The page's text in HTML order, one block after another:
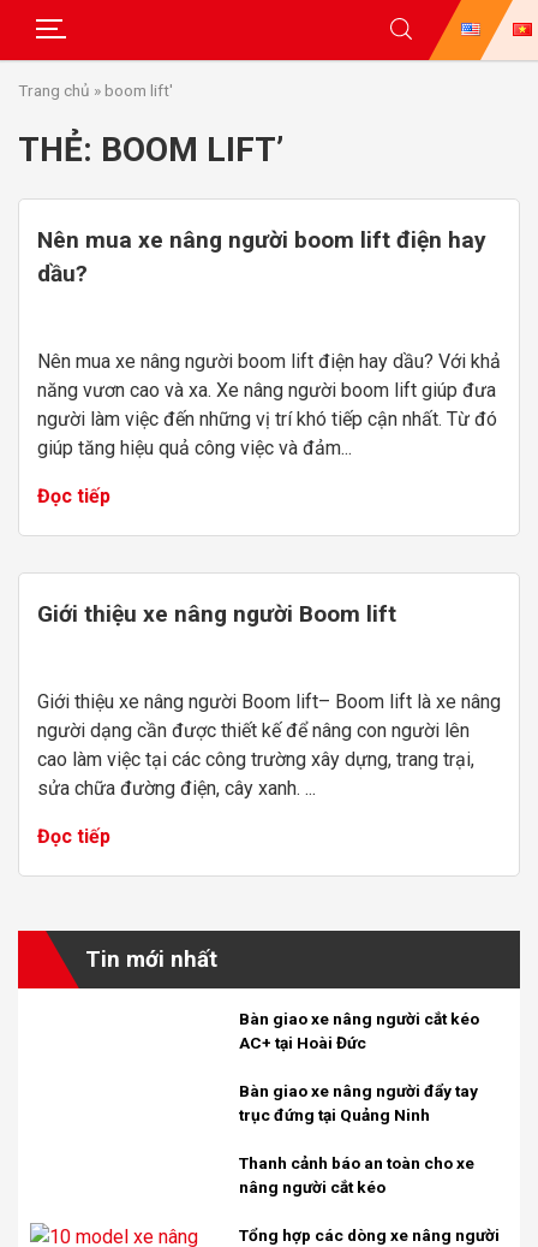
Trang chủ » boom lift'
THẺ: BOOM LIFT’
Nên mua xe nâng người boom lift điện hay
dầu?
Nên mua xe nâng người boom lift điện hay dầu? Với khả
năng vươn cao và xa. Xe nâng người boom lift giúp đưa
người làm việc đến những vị trí khó tiếp cận nhất. Từ đó
giúp tăng hiệu quả công việc và đảm...
Đọc tiếp
Giới thiệu xe nâng người Boom lift
Giới thiệu xe nâng người Boom lift– Boom lift là xe nâng
người dạng cần được thiết kế để nâng con người lên
cao làm việc tại các công trường xây dựng, trang trại,
sửa chữa đường điện, cây xanh. ...
Đọc tiếp
Tin mới nhất
Bàn giao xe nâng người cắt kéo
AC+ tại Hoài Đức
Bàn giao xe nâng người đẩy tay
trục đứng tại Quảng Ninh
Thanh cảnh báo an toàn cho xe
nâng người cắt kéo
Tổng hợp các dòng xe nâng người